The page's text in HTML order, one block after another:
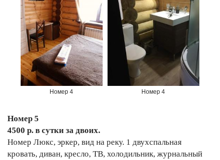
Номер 4 Номер 4
Номер 5
4500 р. в сутки за двоих.
Номер Люкс, эркер, вид на реку. 1 двухспальная
кровать, диван, кресло, ТВ, холодильник, журнальный